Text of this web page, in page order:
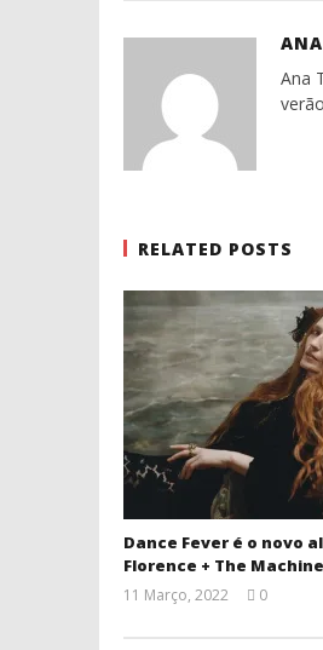
Ana
RELATED POSTS
Dance Fever é o novo
Florence + The Machine
11 Março, 2022
Ventura
0